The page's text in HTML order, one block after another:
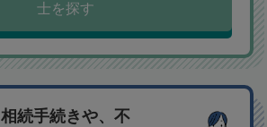
士を探す
相続手続きや、不